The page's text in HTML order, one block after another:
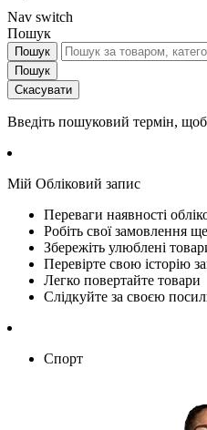
Nav switch
Пошук
Пошук
Пошук
Скасувати
Введіть пошуковий термін,
Мій Обліковий запис
Переваги наявності
Робіть свої замовлення
Збережіть улюблені
Перевірте свою історію
Легко повертайте товари
Слідкуйте за своєю
Спорт